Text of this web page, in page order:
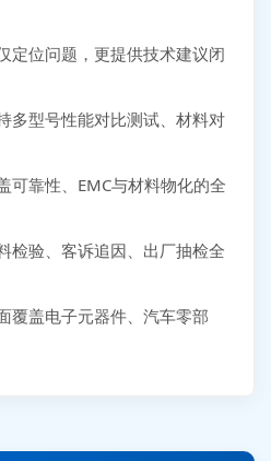
定位问题，更提供技术建议闭
多型号性能对比测试、材料对
可靠性、EMC与材料物化的全
检验、客诉追因、出厂抽检全
覆盖电子元器件、汽车零部
提交可靠性测试需求